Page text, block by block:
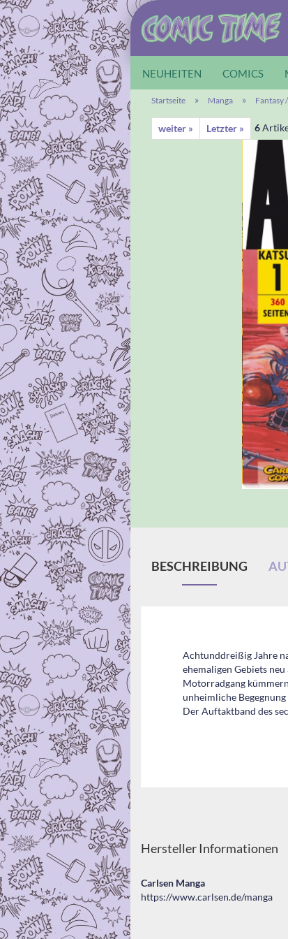
NEUHEITEN COMICS
Startseite » Manga » Fantasy
weiter » Letzter » 6
BESCHREIBUNG
Achtunddreißig Jahre
ehemaligen Gebiets
Motorradgang
unheimliche
Der Auftaktband des
Hersteller Informationen
Carlsen Manga
https://www.carlsen.de/manga